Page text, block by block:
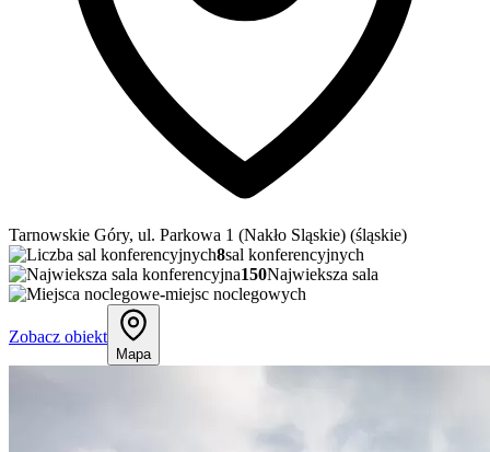
Tarnowskie Góry, ul. Parkowa 1 (Nakło Sląskie) (śląskie)
8sal konferencyjnych
150Najwieksza sala
-miejsc noclegowych
Zobacz obiekt
Mapa